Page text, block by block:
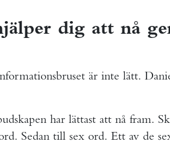
dig att nå
är inte lätt.
har lättast att nå fram.
Sedan till sex ord. Ett av de